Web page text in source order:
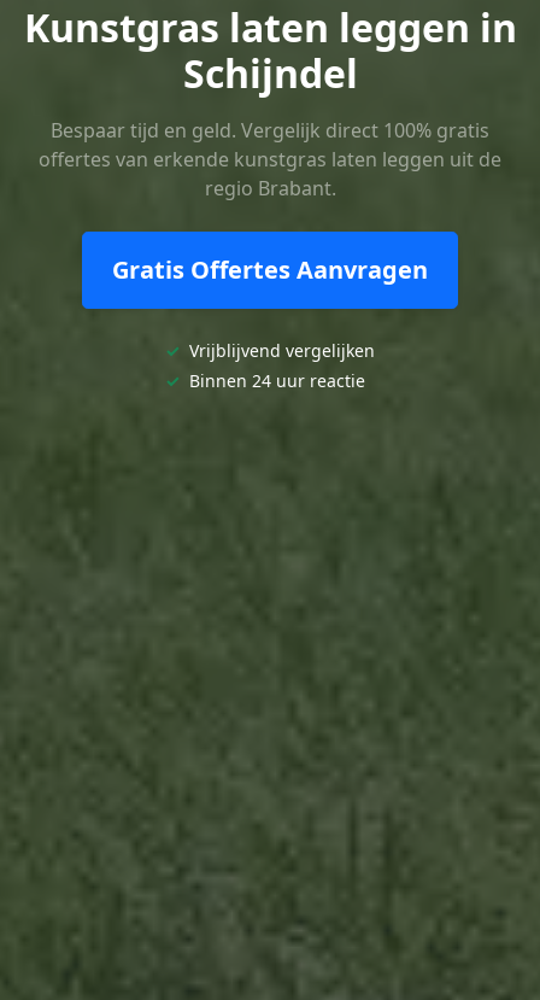
Kunstgras laten leggen in
Schijndel
Bespaar tijd en geld. Vergelijk direct 100% gratis
offertes van erkende kunstgras laten leggen uit de
regio Brabant.
Gratis Offertes Aanvragen
✓ Vrijblijvend vergelijken
✓ Binnen 24 uur reactie